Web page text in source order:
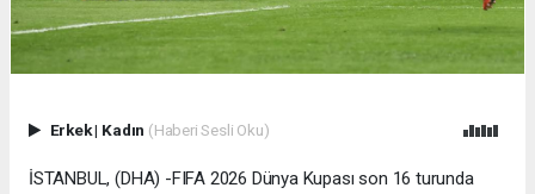
Erkek| Kadın (Haberi Sesli Oku)
İSTANBUL, (DHA) -FIFA 2026 Dünya Kupası son 16 turunda